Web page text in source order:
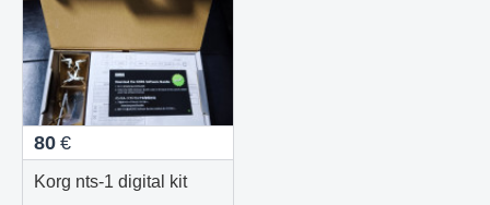
80 €
Korg nts-1 digital kit